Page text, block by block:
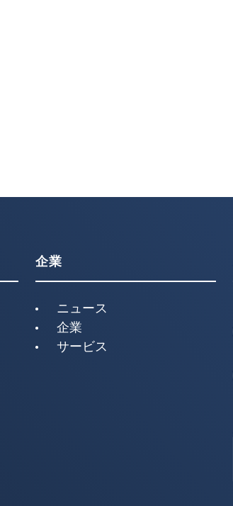
企業
ニュース
企業
サービス